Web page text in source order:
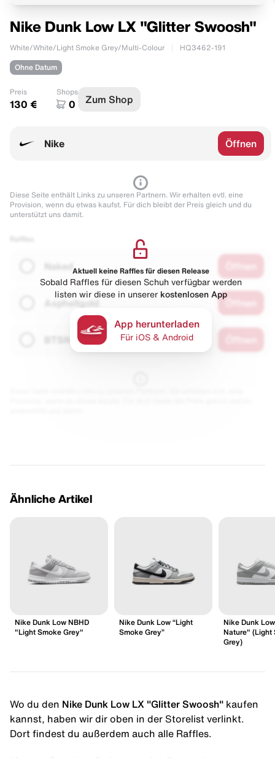
Nike Dunk Low LX "Glitter Swoosh"
White/White/Light Smoke Grey/Multi-Colour HQ3462-191
Ohne Datum
Preis
130 €
Shops
0 Zum Shop
Nike Öffnen
Diese Seite enthält Links zu unseren Partnern. Wir erhalten evtl. eine
Provision, wenn du etwas kaufst. Für dich bleibt der Preis gleich und du
unterstützt uns damit.
Naked
Asphaltgold
Aktuell keine Raffles für diesen Release
Sobald Raffles für diesen Schuh verfügbar werden
listen wir diese in unserer kostenlosen App
App herunterladen
Für iOS & Android
Ähnliche Artikel
Nike Dunk Low NBHD
"Light Smoke Grey"
Nike Dunk Low “Light
Smoke Grey”
Nike Dunk
Nature" (Light
Grey)
Wo du den Nike Dunk Low LX "Glitter Swoosh" kaufen
kannst, haben wir dir oben in der Storelist verlinkt.
Dort findest du außerdem auch alle Raffles.